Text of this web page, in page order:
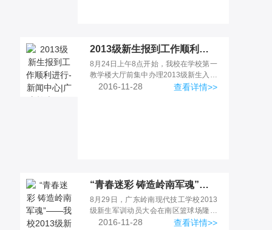
2013级新生报到工作顺利进行-新闻中心|广东岭南现代高级技工学校
8月24日上午8点开始，我校在学校第一
教学楼大厅前集中办理2013级新生入学
注册手续，截止今天17点
2016-11-28 查看详情>>
“青春迷彩 铸造岭南军魂”——我校2013级新生军训开幕-新闻中心|广东岭南现代高级技工学校
8月29日，广东岭南现代技工学校2013
级新生军训动员大会在南区篮球场隆重
举行，新生军训正式拉开序幕
2016-11-28 查看详情>>